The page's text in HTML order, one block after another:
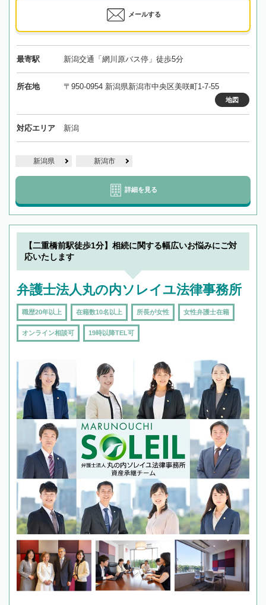
メールする
最寄駅 新潟交通「網川原バス停」徒歩5分
所在地 〒950-0954 新潟県新潟市中央区美咲町1-7-55
地図
対応エリア 新潟
新潟県 新潟市
詳細を見る
【二重橋前駅徒歩1分】相続に関する幅広いお悩みにご対
応いたします
弁護士法人丸の内ソレイユ法律事務所
職歴20年以上 在籍数10名以上 所長が女性 女性弁護士在籍
オンライン相談可 19時以降TEL可